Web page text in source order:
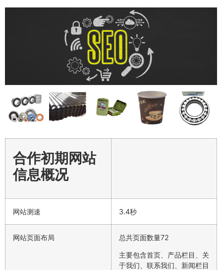
合作初期网站
信息概况
网站测速 3.4秒
网站页面布局 总共页面数量72
主要包含首页、产品栏目、关
于我们、联系我们、新闻栏目